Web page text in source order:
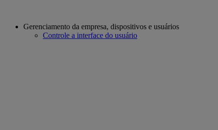
Gerenciamento da empresa, dispositivos e usuários
Controle a interface do usuário